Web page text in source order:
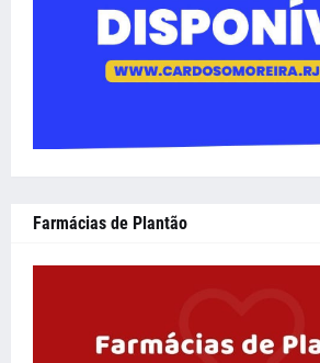
Farmácias de Plantão